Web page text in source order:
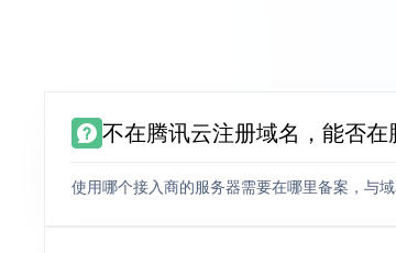
不在腾讯云注册域名，能否在
使用哪个接入商的服务器需要在哪里备案，与